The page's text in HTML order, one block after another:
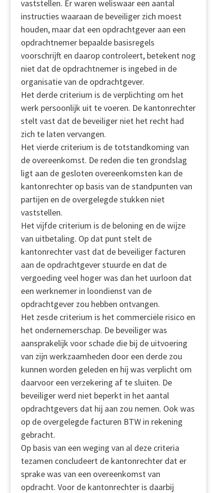
vaststellen. Er waren weliswaar een aantal
instructies waaraan de beveiliger zich moest
houden, maar dat een opdrachtgever aan een
opdrachtnemer bepaalde basisregels
voorschrijft en daarop controleert, betekent nog
niet dat de opdrachtnemer is ingebed in de
organisatie van de opdrachtgever.
Het derde criterium is de verplichting om het
werk persoonlijk uit te voeren. De kantonrechter
stelt vast dat de beveiliger niet het recht had
zich te laten vervangen.
Het vierde criterium is de totstandkoming van
de overeenkomst. De reden die ten grondslag
ligt aan de gesloten overeenkomsten kan de
kantonrechter op basis van de standpunten van
partijen en de overgelegde stukken niet
vaststellen.
Het vijfde criterium is de beloning en de wijze
van uitbetaling. Op dat punt stelt de
kantonrechter vast dat de beveiliger facturen
aan de opdrachtgever stuurde en dat de
vergoeding veel hoger was dan het uurloon dat
een werknemer in loondienst van de
opdrachtgever zou hebben ontvangen.
Het zesde criterium is het commerciële risico en
het ondernemerschap. De beveiliger was
aansprakelijk voor schade die bij de uitvoering
van zijn werkzaamheden door een derde zou
kunnen worden geleden en hij was verplicht om
daarvoor een verzekering af te sluiten. De
beveiliger werd niet beperkt in het aantal
opdrachtgevers dat hij aan zou nemen. Ook was
op de overgelegde facturen BTW in rekening
gebracht.
Op basis van een weging van al deze criteria
tezamen concludeert de kantonrechter dat er
sprake was van een overeenkomst van
opdracht. Voor de kantonrechter is daarbij